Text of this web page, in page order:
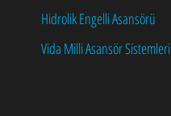
Hidrolik Engelli Asansörü
Vida Milli Asansör Sistemleri